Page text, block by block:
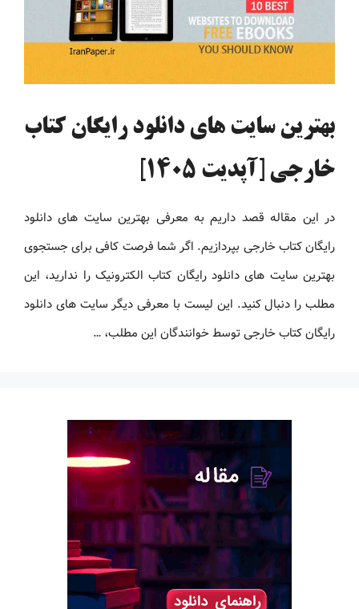
بهترین سایت های دانلود رایگان کتاب
خارجی [آپدیت 1405]
در این مقاله قصد داریم به معرفی بهترین سایت های دانلود
رایگان کتاب خارجی بپردازیم. اگر شما فرصت کافی برای جستجوی
بهترین سایت های دانلود رایگان کتاب الکترونیک را ندارید، این
مطلب را دنبال کنید. این لیست با معرفی دیگر سایت های دانلود
رایگان کتاب خارجی توسط خوانندگان این مطلب، …